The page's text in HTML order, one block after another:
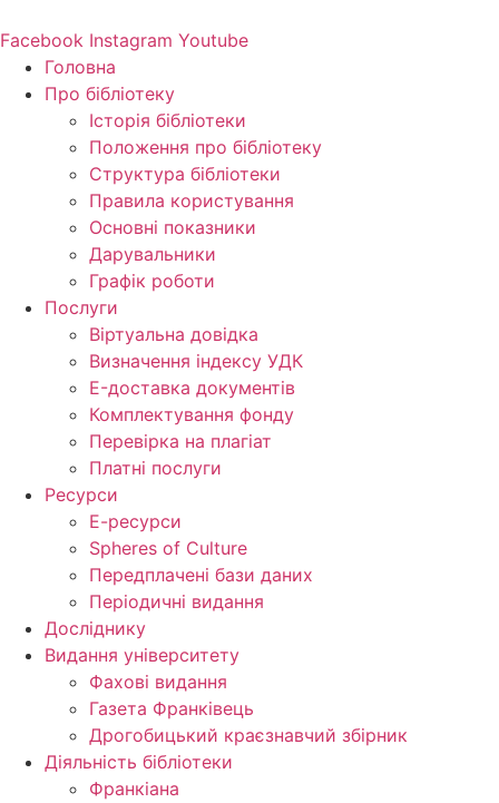
до
вмісту
Facebook Instagram Youtube
Головна
Про бібліотеку
Історія бібліотеки
Положення про бібліотеку
Структура бібліотеки
Правила користування
Основні показники
Дарувальники
Графік роботи
Послуги
Віртуальна довідка
Визначення індексу УДК
E-доставка документів
Комплектування фонду
Перевірка на плагіат
Платні послуги
Ресурси
Е-ресурси
Spheres of Culture
Передплачені бази даних
Періодичні видання
Досліднику
Видання університету
Фахові видання
Газета Франківець
Дрогобицький краєзнавчий збірник
Діяльність бібліотеки
Франкіана